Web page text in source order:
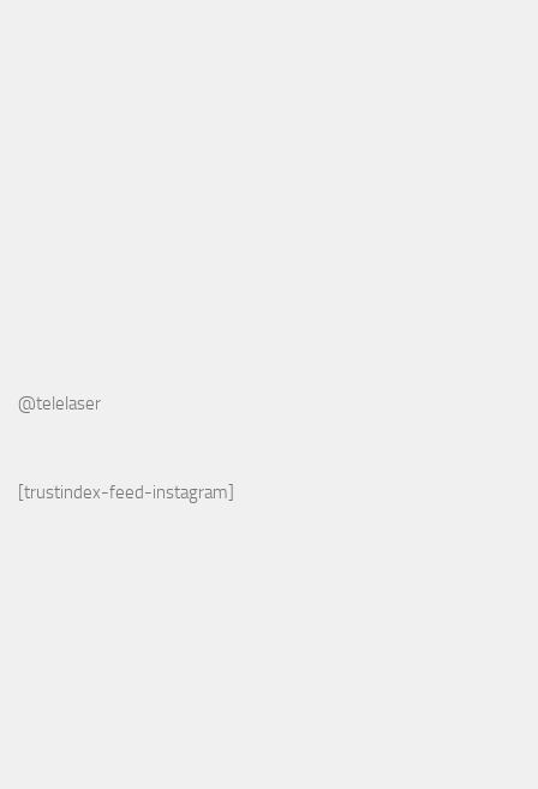
@telelaser
[trustindex-feed-instagram]